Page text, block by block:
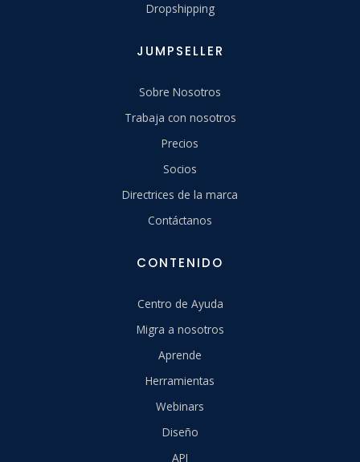
Dropshipping
JUMPSELLER
Sobre Nosotros
Trabaja con nosotros
Precios
Socios
Directrices de la marca
Contáctanos
CONTENIDO
Centro de Ayuda
Migra a nosotros
Aprende
Herramientas
Webinars
Diseño
API